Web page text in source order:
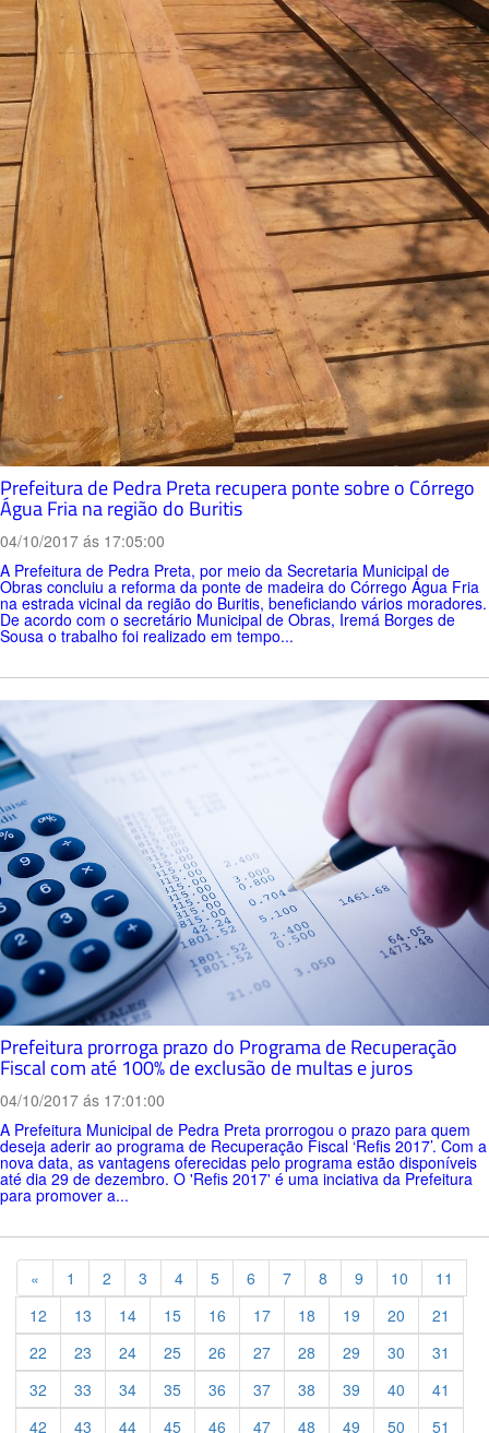
Prefeitura de Pedra Preta recupera ponte sobre o Córrego
Água Fria na região do Buritis
04/10/2017 ás 17:05:00
A Prefeitura de Pedra Preta, por meio da Secretaria Municipal de
Obras concluiu a reforma da ponte de madeira do Córrego Água Fria
na estrada vicinal da região do Buritis, beneficiando vários moradores.
De acordo com o secretário Municipal de Obras, Iremá Borges de
Sousa o trabalho foi realizado em tempo...
Prefeitura prorroga prazo do Programa de Recuperação
Fiscal com até 100% de exclusão de multas e juros
04/10/2017 ás 17:01:00
A Prefeitura Municipal de Pedra Preta prorrogou o prazo para quem
deseja aderir ao programa de Recuperação Fiscal ‘Refis 2017’. Com a
nova data, as vantagens oferecidas pelo programa estão disponíveis
até dia 29 de dezembro. O 'Refis 2017' é uma inciativa da Prefeitura
para promover a...
« Previous
1 2 3 4 5 6 7 8 9 10
11
12
13 14 15 16 17 18 19 20
21
22
23 24 25 26 27 28 29 30
31
32
33 34 35 36 37 38 39 40
41
42
43 44 45 46 47 48 49 50 51